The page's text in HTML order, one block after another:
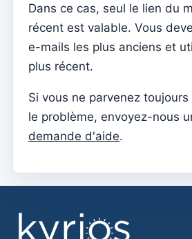
Rapports
Ajouter un nouveau groupe
Liste des groupes/recherche
connecter
Lecteurs
Ministres extraordinaires de
Dans ce cas, seul le lien du
récent est valable. Vous
e-mails les plus anciens et
plus récent.
Si vous ne parvenez
le problème, envoyez-nous
demande d'aide.